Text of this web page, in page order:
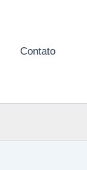
Contato